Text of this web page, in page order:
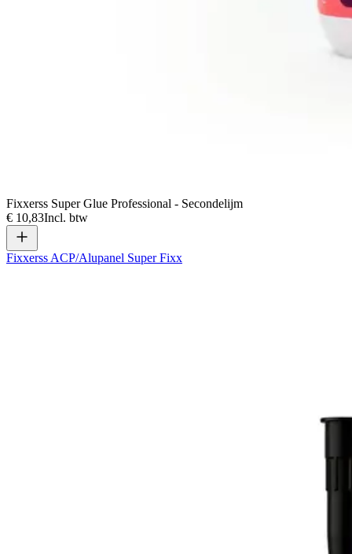
Fixxerss Super Glue Professional - Secondelijm
€ 10,83Incl. btw
Fixxerss ACP/Alupanel Super Fixx